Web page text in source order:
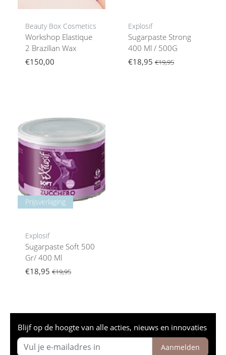
Beauty Box Cosmetics
Workshop Elastique
2 Brazilian Wax
€150,00
Explosif
Sugarpaste Strong
400 Ml / 500G
€18,95 €19,95
Prijsverlaging
Explosif
Sugarpaste Soft 500
Gr/ 400 Ml
€18,95 €19,95
Blijf op de hoogte van alle acties, nieuws en innovaties
Aanmelden